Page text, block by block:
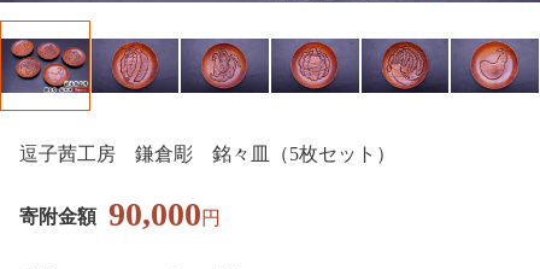
逗子茜工房 鎌倉彫 銘々皿（5枚セット）
寄附金額 90,000円